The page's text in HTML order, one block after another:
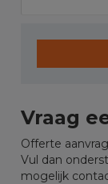
Vraag
Offerte
Vul dan
mogelijk